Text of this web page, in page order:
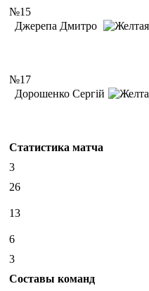
№15
Джерепа Дмитро
№17
Дорошенко Сергій
Статистика матча
3
26
13
6
3
Составы команд